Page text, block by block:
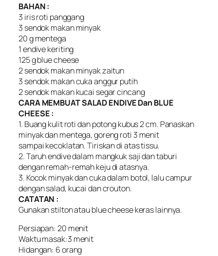
BAHAN :
3 iris roti panggang
3 sendok makan minyak
20 g mentega
1 endive keriting
125 g blue cheese
2 sendok makan minyak zaitun
3 sendok makan cuka anggur putih
2 sendok makan kucai segar cincang
CARA MEMBUAT SALAD ENDIVE Dan BLUE
CHEESE :
1. Buang kulit roti dan potong kubus 2 cm. Panaskan
minyak dan mentega, goreng roti 3 menit
sampai kecoklatan. Tiriskan di atas tissu.
2. Taruh endive dalam mangkuk saji dan taburi
dengan remah-remah keju di atasnya.
3. Kocok minyak dan cuka dalam botol, lalu campur
dengan salad, kucai dan crouton.
CATATAN :
Gunakan stilton atau blue cheese keras lainnya.
Persiapan: 20 menit
Waktu masak:3 menit
Hidangan: 6 orang